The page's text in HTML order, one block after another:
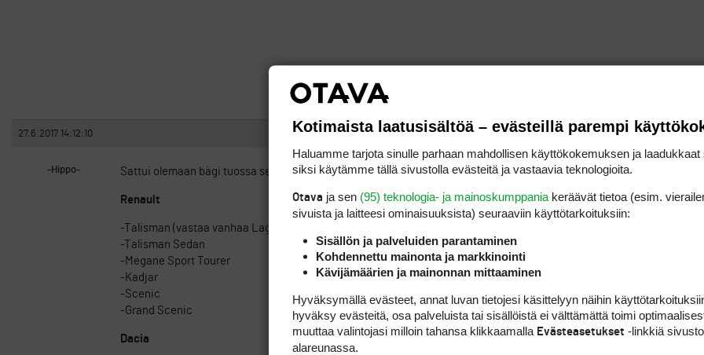
27.6.2017 14:12:10 ILMOITA ASIATON VIESTI
-Hippo- Sattui olemaan bägi tuossa selän takana, niin kiersin hallin ja testasin
Renault
-Talisman (vastaa vanhaa Lagunaa) Spor Tourer (Farkku)
-Talisman Sedan
-Megane Sport Tourer
-Kadjar
-Scenic
-Grand Scenic
Dacia
Kotimaista laatusisältöä – evästeillä parempi
Haluamme tarjota sinulle parhaan mahdollisen käyttökokemuksen ja laadukkaat
siksi käytämme tällä sivustolla evästeitä ja vastaavia teknologioita.
Otava ja sen (95) teknologia- ja mainoskumppania keräävät tietoa (esim.
sivuista ja laitteesi ominaisuuk­sista) seuraaviin käyttötarkoituksiin:
Sisällön ja palveluiden parantaminen
Kohdennettu mainonta ja markkinointi
Kävijämäärien ja mainonnan mittaaminen
Hyväksymällä evästeet, annat luvan tietojesi käsittelyyn näihin
hyväksy evästeitä, osa palveluista tai sisällöistä ei välttämättä toimi
muuttaa valintojasi milloin tahansa klikkaamalla Evästeasetukset -linkkiä
alareunassa.